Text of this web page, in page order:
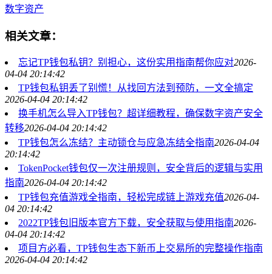
数字资产
相关文章：
忘记TP钱包私钥？别担心，这份实用指南帮你应对2026-
04-04 20:14:42
TP钱包私钥丢了别慌！从找回方法到预防，一文全搞定
2026-04-04 20:14:42
换手机怎么导入TP钱包？超详细教程，确保数字资产安全
转移2026-04-04 20:14:42
TP钱包怎么冻结？主动锁仓与应急冻结全指南2026-04-04
20:14:42
TokenPocket钱包仅一次注册规则，安全背后的逻辑与实用
指南2026-04-04 20:14:42
TP钱包充值游戏全指南，轻松完成链上游戏充值2026-04-
04 20:14:42
2022TP钱包旧版本官方下载，安全获取与使用指南2026-
04-04 20:14:42
项目方必看，TP钱包生态下新币上交易所的完整操作指南
2026-04-04 20:14:42